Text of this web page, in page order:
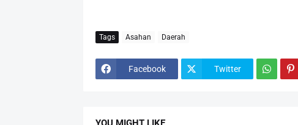
Tags Asahan Daerah
Facebook Twitter